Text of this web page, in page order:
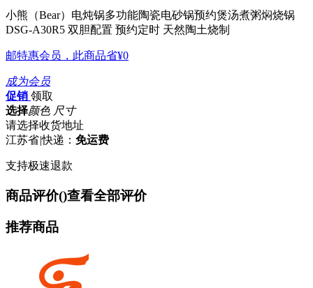
小熊（Bear）电炖锅多功能陶瓷电砂锅预约煲汤煮粥焖烧锅
DSG-A30R5 双胆配置 预约定时 天然陶土烧制
邮特惠会员，此商品省¥0
成为会员
促销 领取
选择颜色 尺寸
请选择收货地址
江苏省|快递： 免运费
支持极速退款
商品评价()查看全部评价
推荐商品